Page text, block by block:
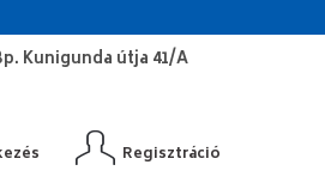
Kunigunda útja 41/A
Regisztráció